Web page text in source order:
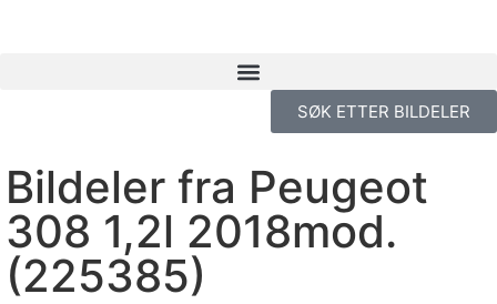
SØK ETTER BILDELER
Bildeler fra Peugeot
308 1,2l 2018mod.
(225385)